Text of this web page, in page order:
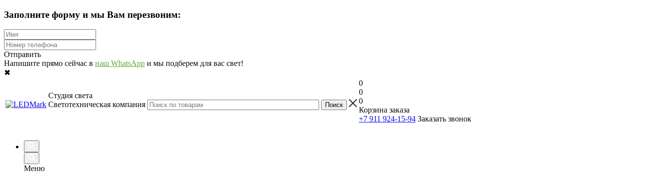
Заполните форму и мы Вам перезвоним:
Отправить
Напишите прямо сейчас в наш WhatsApp и мы подберем для вас свет!
✖
Студия света
Светотехническая компания
0
0
0
Корзина заказа
+7 911 924-15-94 Заказать звонок
Меню